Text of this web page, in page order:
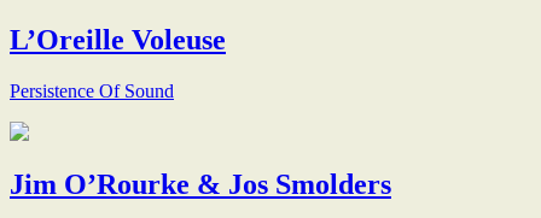
L’Oreille Voleuse
Persistence Of Sound
Jim O’Rourke & Jos Smolders